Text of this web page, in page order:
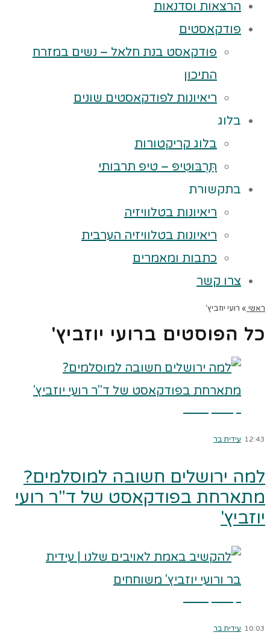
הרצאות וסדנאות
פודקאסטים
פודקאסט בנת חלאל – נשים במזרח
התיכון
ריאיונות לפודקאסטים שונים
בלוג
בלוג קריקטורות
תַּרְבּוּטִיפּ – טיפ תרבותי
בתקשורת
ריאיונות בטלוויזיה
ריאיונות בטלוויזיה הערבית
כתבות ומאמרים
צרו קשר
ראשי » רועי יוזביץ'
כל הפוסטים ברועי יוזביץ'
12:43 עידית בר
למה ירושלים חשובה למוסלמים?
מתארחת בפודקאסט של ד"ר רועי
יוזביץ'
10:03 עידית בר